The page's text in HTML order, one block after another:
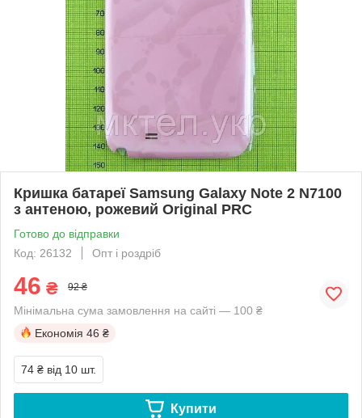
Кришка батареї Samsung Galaxy Note 2 N7100
з антеною, рожевий Original PRC
Готово до відправки
Код: 26132
Опт і роздріб
46 ₴ 92 ₴
Мінімальна сума замовлення на сайті — 100 ₴
Економія 46 ₴
74 ₴ від 10 шт.
Купити